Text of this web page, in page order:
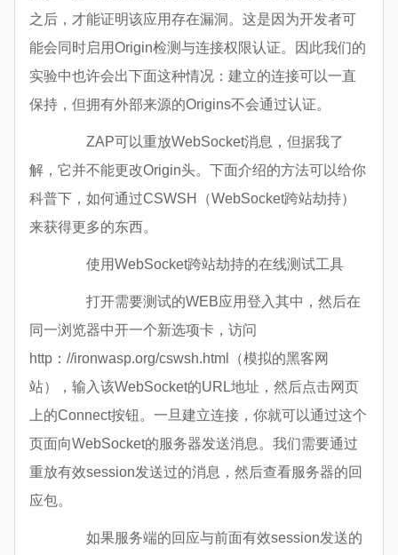
之后，才能证明该应用存在漏洞。这是因为开发者可
能会同时启用Origin检测与连接权限认证。因此我们的
实验中也许会出下面这种情况：建立的连接可以一直
保持，但拥有外部来源的Origins不会通过认证。
ZAP可以重放WebSocket消息，但据我了
解，它并不能更改Origin头。下面介绍的方法可以给你
科普下，如何通过CSWSH（WebSocket跨站劫持）
来获得更多的东西。
使用WebSocket跨站劫持的在线测试工具
打开需要测试的WEB应用登入其中，然后在
同一浏览器中开一个新选项卡，访问
http：//ironwasp.org/cswsh.html（模拟的黑客网
站），输入该WebSocket的URL地址，然后点击网页
上的Connect按钮。一旦建立连接，你就可以通过这个
页面向WebSocket的服务器发送消息。我们需要通过
重放有效session发送过的消息，然后查看服务器的回
应包。
如果服务端的回应与前面有效session发送的